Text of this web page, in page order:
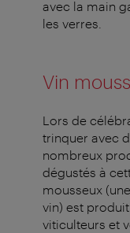
avec la main
les verres.
Vin
Lors de
trinquer avec
nombreux
dégustés à
mousseux
vin) est
viticulteurs et